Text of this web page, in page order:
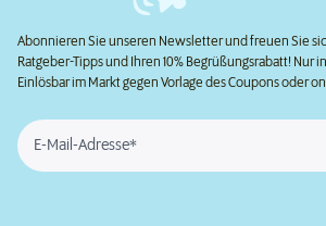
Abonnieren Sie unseren Newsletter und freuen Sie
Ratgeber-Tipps und Ihren 10% Begrüßungsrabatt! Nur
Einlösbar im Markt gegen Vorlage des Coupons oder
E-Mail-Adresse*